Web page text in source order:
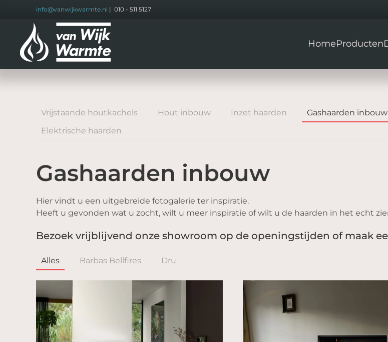
Terug
naar
hoofdinhoud
info@vanwijkwarmte.nl | 010 - 511 5127
HomeProducten
Vrijstaande houtkachels Hout inbouw Inzet haarden Gashaarden inbouw
Elektrische haarden
Gashaarden inbouw
Hier vindt u een uitgebreide fotogalerie ter inspiratie.
Heeft u gevonden wat u zocht, wilt u meer inspiratie of wilt u de haarden in het echt
Bezoek vrijblijvend onze showroom op de openingstijden of maak een
Alles Barbas Bellfires Dru